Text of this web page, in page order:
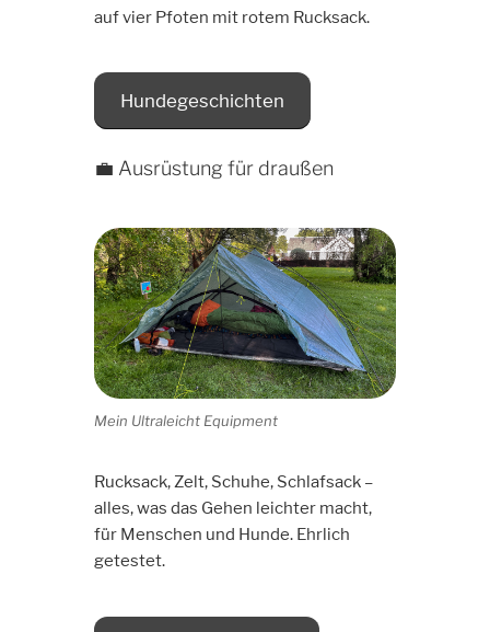
auf vier Pfoten mit rotem Rucksack.
Hundegeschichten
💼 Ausrüstung für draußen
Mein Ultraleicht Equipment
Rucksack, Zelt, Schuhe, Schlafsack –
alles, was das Gehen leichter macht,
für Menschen und Hunde. Ehrlich
getestet.